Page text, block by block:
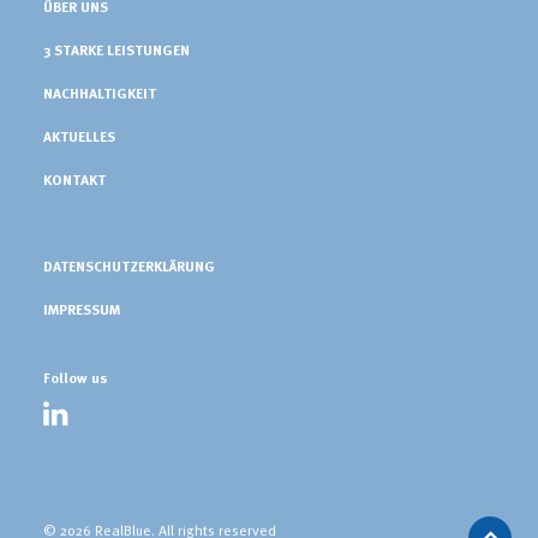
ÜBER UNS
3 STARKE LEISTUNGEN
NACHHALTIGKEIT
AKTUELLES
KONTAKT
DATENSCHUTZERKLÄRUNG
IMPRESSUM
Follow us
© 2026 RealBlue. All rights reserved